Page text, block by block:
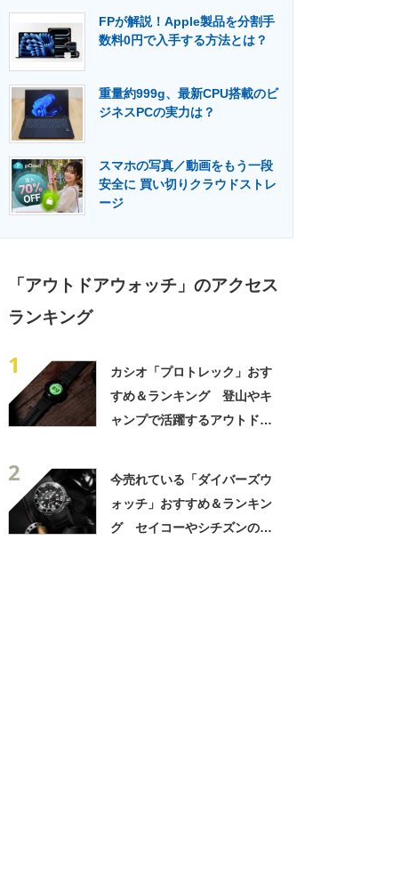
FPが解説！Apple製品を分割手
数料0円で入手する方法とは？
重量約999g、最新CPU搭載のビ
ジネスPCの実力は？
スマホの写真／動画をもう一段
安全に 買い切りクラウドストレ
ージ
「アウトドアウォッチ」のアクセス
ランキング
1
カシオ「プロトレック」おす
すめ＆ランキング 登山やキ
ャンプで活躍するアウトドア
2
今売れている「ダイバーズウ
ォッチ」おすすめ＆ランキン
グ セイコーやシチズンの人